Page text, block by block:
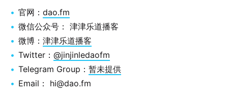
官网： dao.fm
微信公众号： 津津乐道播客
微博： 津津乐道播客
Twitter： @jinjinledaofm
Telegram Group： 暂未提供
Email： hi@dao.fm